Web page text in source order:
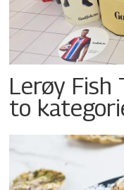
Lerøy Fish
to